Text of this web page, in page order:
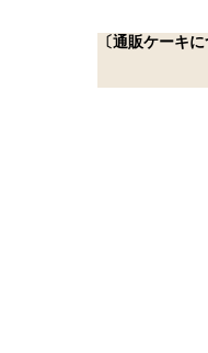
〔通販ケーキに